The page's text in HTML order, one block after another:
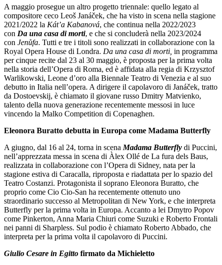
A maggio prosegue un altro progetto triennale: quello legato al
compositore ceco Leoš Janáček, che ha visto in scena nella stagione
2021/2022 la Kát’a Kabanová, che continua nella 2022/2023
con Da una casa di morti, e che si concluderà nella 2023/2024
con Jenůfa. Tutti e tre i titoli sono realizzati in collaborazione con la
Royal Opera House di Londra. Da una casa di morti, in programma
per cinque recite dal 23 al 30 maggio, è proposta per la prima volta
nella storia dell’Opera di Roma, ed è affidata alla regia di Krzysztof
Warlikowski, Leone d’oro alla Biennale Teatro di Venezia e al suo
debutto in Italia nell’opera. A dirigere il capolavoro di Janáček, tratto
da Dostoevskij, è chiamato il giovane russo Dmitry Matvienko,
talento della nuova generazione recentemente messosi in luce
vincendo la Malko Competition di Copenaghen.
Eleonora Buratto debutta in Europa come Madama Butterfly
A giugno, dal 16 al 24, torna in scena Madama Butterfly di Puccini,
nell’apprezzata messa in scena di Àlex Ollé de La fura dels Baus,
realizzata in collaborazione con l’Opera di Sidney, nata per la
stagione estiva di Caracalla, riproposta e riadattata per lo spazio del
Teatro Costanzi. Protagonista il soprano Eleonora Buratto, che
proprio come Cio Cio-San ha recentemente ottenuto uno
straordinario successo al Metropolitan di New York, e che interpreta
Butterfly per la prima volta in Europa. Accanto a lei Dmytro Popov
come Pinkerton, Anna Maria Chiuri come Suzuki e Roberto Frontali
nei panni di Sharpless. Sul podio è chiamato Roberto Abbado, che
interpreta per la prima volta il capolavoro di Puccini.
Giulio Cesare in Egitto firmato da Michieletto